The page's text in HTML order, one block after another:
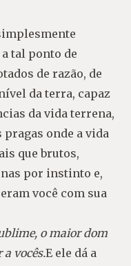
tal ponto de
de razão, de
da terra, capaz
da vida terrena,
pragas onde a vida
que brutos,
por instinto e,
você com sua
o maior dom
a vocês.E ele dá a